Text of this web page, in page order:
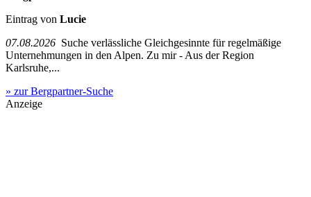
Eintrag von Lucie
07.08.2026 Suche verlässliche Gleichgesinnte für regelmäßige
Unternehmungen in den Alpen. Zu mir - Aus der Region
Karlsruhe,...
» zur Bergpartner-Suche
Anzeige